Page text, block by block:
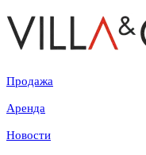
Продажа
Аренда
Новости